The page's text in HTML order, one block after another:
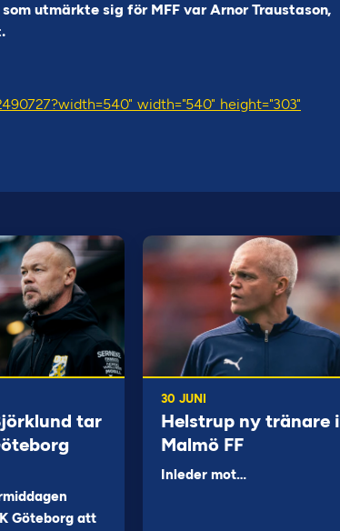
utmärkte sig för MFF var Arnor Traustason,
width="540" height="303"
tar
Göteborg att
30 JUNI
Helstrup ny tränare i
Malmö FF
Inleder mot…